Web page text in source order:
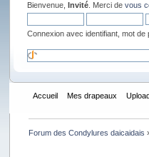
Bienvenue,Invité . Merci devous
Connexion avec identifiant, mot
Accueil Mes drapeaux
Forum des Condylures daicaidais